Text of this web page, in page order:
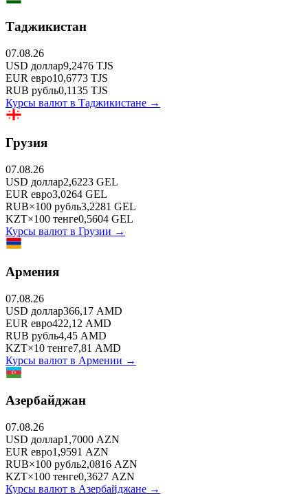
Таджикистан
07.08.26
USD доллар9,2476 TJS
EUR евро10,6773 TJS
RUB рубль0,1135 TJS
Курсы валют в Таджикистане →
Грузия
07.08.26
USD доллар2,6223 GEL
EUR евро3,0264 GEL
RUB×100 рубль3,2281 GEL
KZT×100 тенге0,5604 GEL
Курсы валют в Грузии →
Армения
07.08.26
USD доллар366,17 AMD
EUR евро422,12 AMD
RUB рубль4,45 AMD
KZT×10 тенге7,81 AMD
Курсы валют в Армении →
Азербайджан
07.08.26
USD доллар1,7000 AZN
EUR евро1,9591 AZN
RUB×100 рубль2,0816 AZN
KZT×100 тенге0,3627 AZN
Курсы валют в Азербайджане →